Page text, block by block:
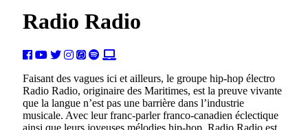
Radio Radio
Faisant des vagues ici et ailleurs, le groupe hip-hop électro
Radio Radio, originaire des Maritimes, est la preuve vivante
que la langue n’est pas une barrière dans l’industrie
musicale. Avec leur franc-parler franco-canadien éclectique
ainsi que leurs joyeuses mélodies hip-hop, Radio Radio est